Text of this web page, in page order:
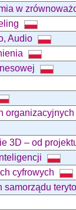
w
Audio
3D – od
cyfrowych
samorządu